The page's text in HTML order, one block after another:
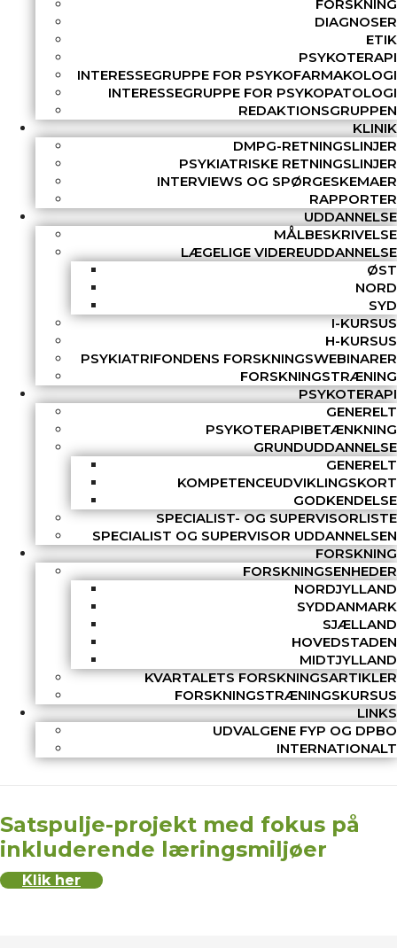
FORSKNING
DIAGNOSER
ETIK
PSYKOTERAPI
INTERESSEGRUPPE FOR PSYKOFARMAKOLOGI
INTERESSEGRUPPE FOR PSYKOPATOLOGI
REDAKTIONSGRUPPEN
KLINIK
DMPG-RETNINGSLINJER
PSYKIATRISKE RETNINGSLINJER
INTERVIEWS OG SPØRGESKEMAER
RAPPORTER
UDDANNELSE
MÅLBESKRIVELSE
LÆGELIGE VIDEREUDDANNELSE
ØST
NORD
SYD
I-KURSUS
H-KURSUS
PSYKIATRIFONDENS FORSKNINGSWEBINARER
FORSKNINGSTRÆNING
PSYKOTERAPI
GENERELT
PSYKOTERAPIBETÆNKNING
GRUNDUDDANNELSE
GENERELT
KOMPETENCEUDVIKLINGSKORT
GODKENDELSE
SPECIALIST- OG SUPERVISORLISTE
SPECIALIST OG SUPERVISOR UDDANNELSEN
FORSKNING
FORSKNINGSENHEDER
NORDJYLLAND
SYDDANMARK
SJÆLLAND
HOVEDSTADEN
MIDTJYLLAND
KVARTALETS FORSKNINGSARTIKLER
FORSKNINGSTRÆNINGSKURSUS
LINKS
UDVALGENE FYP OG DPBO
INTERNATIONALT
Satspulje-projekt med fokus på
inkluderende læringsmiljøer
Klik her